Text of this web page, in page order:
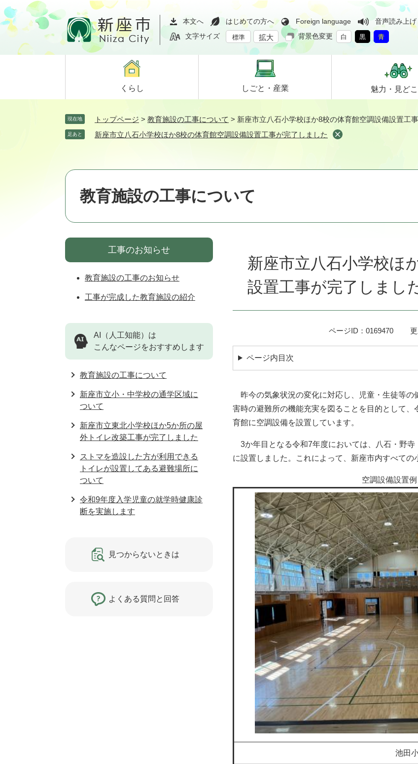
ペ
ー
ジ
メ
ニ
ュ
て
本文へ はじめての方へ Foreign language
音声読み上げ
文字サイズ
標準 拡大 背景色変更 白 黒 青
くらし しごと・ 産業 魅力・ 見ど
現在地 トップページ > 教育施設の工事について > 新座市立八石小学校ほか8校の体育館空調設備設置工
足あと 新座市立八石小学校ほか8校の体育館空調設備設置工事が完了しました
教育施設の工事について
新座市立八石小学校ほ
設置工事が完了しまし
ページID：0169470
ページ内目次
昨今の気象状況の変化に対応し、児童・生徒等の
害時の避難所の機能充実を図ることを目的として
育館に空調設備を設置しています。
3か年目となる令和7年度においては、八石・野
に設置しました。これによって、新座市内すべての
空調設備設置例
池田
工事のお知らせ
教育施設の工事のお知らせ
工事が完成した教育施設の紹介
AI（人工知能）は
こんなページをおすすめします
教育施設の工事について
新座市立小・中学校の通学区域に
ついて
新座市立東北小学校ほか5か所の屋
外トイレ改築工事が完了しました
ストマを造設した方が利用できる
トイレが設置してある避難場所に
ついて
令和9年度入学児童の就学時健康診
断を実施します
見つからないときは
よくある質問と回答